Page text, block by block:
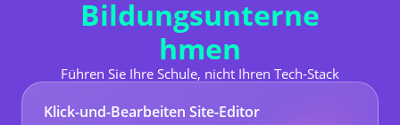
Bildungsunterne
hmen
Führen Sie Ihre Schule, nicht Ihren Tech-Stack
Klick-und-Bearbeiten Site-Editor